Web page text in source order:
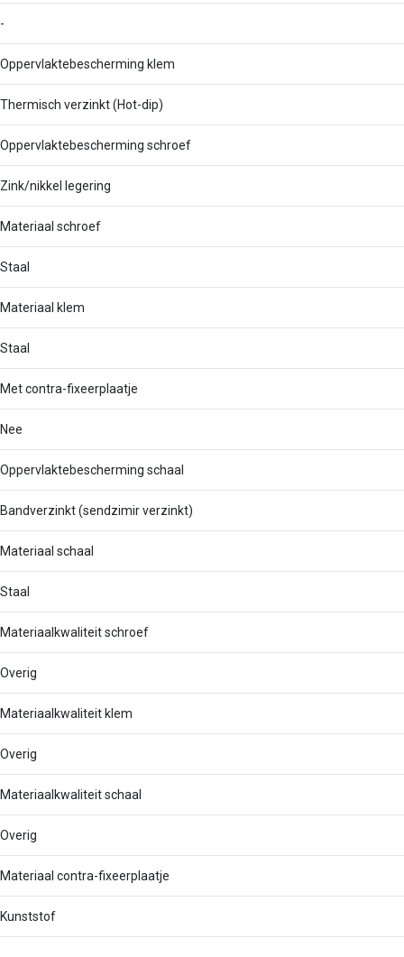
-
Oppervlaktebescherming klem
Thermisch verzinkt (Hot-dip)
Oppervlaktebescherming schroef
Zink/nikkel legering
Materiaal schroef
Staal
Materiaal klem
Staal
Met contra-fixeerplaatje
Nee
Oppervlaktebescherming schaal
Bandverzinkt (sendzimir verzinkt)
Materiaal schaal
Staal
Materiaalkwaliteit schroef
Overig
Materiaalkwaliteit klem
Overig
Materiaalkwaliteit schaal
Overig
Materiaal contra-fixeerplaatje
Kunststof